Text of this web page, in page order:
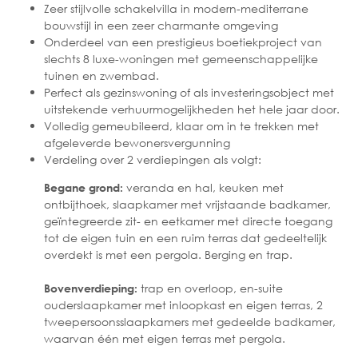
Zeer stijlvolle schakelvilla in modern-mediterrane
bouwstijl in een zeer charmante omgeving
Onderdeel van een prestigieus boetiekproject van
slechts 8 luxe-woningen met gemeenschappelijke
tuinen en zwembad.
Perfect als gezinswoning of als investeringsobject met
uitstekende verhuurmogelijkheden het hele jaar door.
Volledig gemeubileerd, klaar om in te trekken met
afgeleverde bewonersvergunning
Verdeling over 2 verdiepingen als volgt:
Begane grond: veranda en hal, keuken met
ontbijthoek, slaapkamer met vrijstaande badkamer,
geïntegreerde zit- en eetkamer met directe toegang
tot de eigen tuin en een ruim terras dat gedeeltelijk
overdekt is met een pergola. Berging en trap.
Bovenverdieping: trap en overloop, en-suite
ouderslaapkamer met inloopkast en eigen terras, 2
tweepersoonsslaapkamers met gedeelde badkamer,
waarvan één met eigen terras met pergola.